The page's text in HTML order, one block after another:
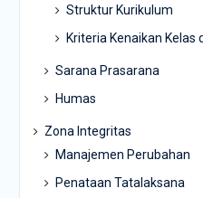
Struktur Kurikulum
Kriteria Kenaikan Kelas
Sarana Prasarana
Humas
Zona Integritas
Manajemen Perubahan
Penataan Tatalaksana